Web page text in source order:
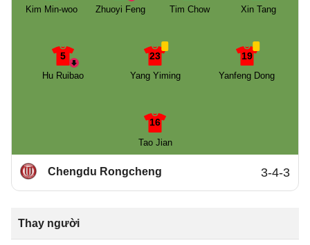
Kim Min-woo
Zhuoyi Feng
Tim Chow
Xin Tang
5
Hu Ruibao
23
Yang Yiming
19
Yanfeng Dong
16
Tao Jian
Chengdu Rongcheng 3-4-3
Thay người